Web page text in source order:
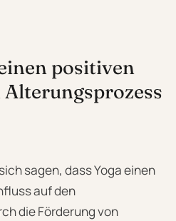
positiven
sagen, dass Yoga einen
auf den
die Förderung von